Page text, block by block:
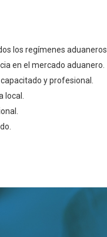
los regímenes aduaneros.
en el mercado aduanero.
y profesional.
local.